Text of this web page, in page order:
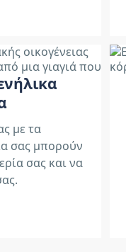
με τα
σας μπορούν
σας και να